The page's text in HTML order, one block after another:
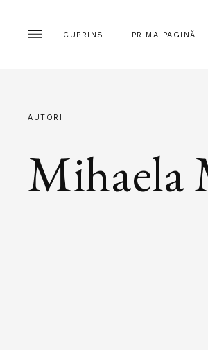
CUPRINS PRIMA PAGINĂ
AUTORI
Mihaela